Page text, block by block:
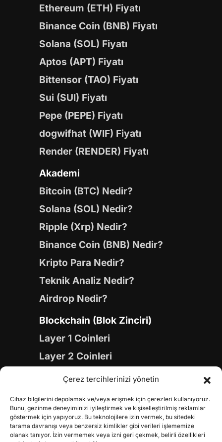
Çerez tercihlerinizi yönetin
Cihaz bilgilerini depolamak ve/veya erişmek için çerezleri kullanıyoruz.
Bunu, gezinme deneyiminizi iyileştirmek ve kişiselleştirilmiş reklamlar
göstermek için yapıyoruz. Bu teknolojilere izin vermek, bu sitedeki
tarama davranışı veya benzersiz kimlikler gibi verileri işlememize
olanak tanıyor. İzin vermemek veya izni geri çekmek, belirli özellikleri
Ethereum (ETH) Fiyatı
Binance Coin (BNB) Fiyatı
Solana (SOL) Fiyatı
Aptos (APT) Fiyatı
Bittensor (TAO) Fiyatı
Sui (SUI) Fiyatı
Pepe (PEPE) Fiyatı
dogwifhat (WIF) Fiyatı
Render (RENDER) Fiyatı
Akademi
Bitcoin (BTC) Nedir?
Solana (SOL) Nedir?
Ripple (Xrp) Nedir?
Binance Coin (BNB) Nedir?
Kripto Para Nedir?
Teknik Analiz Nedir?
Airdrop Nedir?
Blockchain (Blok Zinciri)
Layer 1 Coinleri
Layer 2 Coinleri
Yapay Zeka (AI) Coinleri
Gaming Coinleri
RWA Coinleri